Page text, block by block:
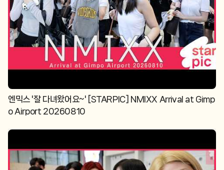
엔믹스 '잘 다녀왔어요~' [STARPIC] NMIXX Arrival at Gimp
o Airport 20260810